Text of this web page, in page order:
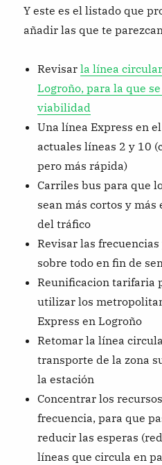
Y este es el listado que
añadir las que te
Revisarla línea
Logroño, para la que
viabilidad
Una línea Express en
actuales líneas 2 y 10
pero más rápida)
Carriles bus para que
sean más cortos y
del tráfico
Revisar las
sobre todo en fin de
Reunificacion tarifaria
utilizar los
Express en Logroño
Retomar la línea
transporte de la zona
la estación
Concentrar los
frecuencia, para que
reducir las esperas
líneas que circula en